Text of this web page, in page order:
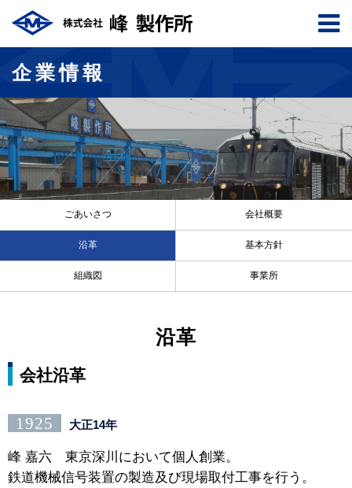
企業情報
ごあいさつ 会社概要
沿革 基本方針
組織図 事業所
沿革
会社沿革
1925 大正14年
峰 嘉六 東京深川において個人創業。
鉄道機械信号装置の製造及び現場取付工事を行う。